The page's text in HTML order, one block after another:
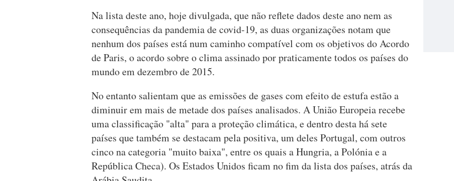
Na lista deste ano, hoje divulgada, que não reflete dados deste ano nem as
consequências da pandemia de covid-19, as duas organizações notam que
nenhum dos países está num caminho compatível com os objetivos do Acordo
de Paris, o acordo sobre o clima assinado por praticamente todos os países do
mundo em dezembro de 2015.
No entanto salientam que as emissões de gases com efeito de estufa estão a
diminuir em mais de metade dos países analisados. A União Europeia recebe
uma classificação "alta" para a proteção climática, e dentro desta há sete
países que também se destacam pela positiva, um deles Portugal, com outros
cinco na categoria "muito baixa", entre os quais a Hungria, a Polónia e a
República Checa). Os Estados Unidos ficam no fim da lista dos países, atrás da